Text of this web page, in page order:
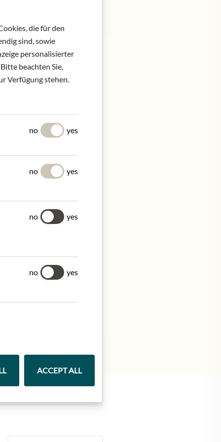
Mario Incisa
and
region, these grapes
of Tenuta San
at 15 - 18°C, best
die für den
sind, sowie
personalisierter
beachten Sie,
Verfügung stehen.
no yes
no
yes
no yes
no
yes
ACCEPT ALL